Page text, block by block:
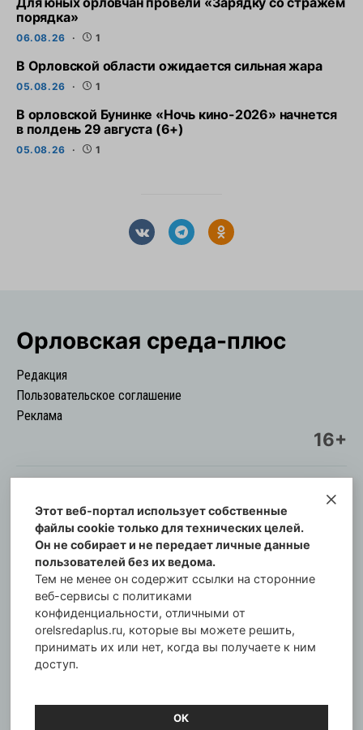
порядка»
06.08.26 1
В Орловской области ожидается сильная жара
05.08.26 1
В орловской Бунинке «Ночь кино-2026» начнется
в полдень 29 августа (6+)
05.08.26 1
Орловская cреда-плюс
Редакция
Пользовательское соглашение
Реклама
16+
© Информационный городской портал
Орловская cреда-плюс, 2021-2026
Свидетельство о регистрации СМИ: ПИ №57-
00254 от 29 октября 2013 г.
Газета зарегистрирована Управлением
Федеральной службы по надзору в сфере связи,
информационных технологий и массовых
коммуникаций по Орловской области.
Главный редактор: Татьяна Филёва
Этот веб-портал использует собственные
файлы cookie только для технических целей.
Он не собирает и не передает личные данные
пользователей без их ведома.
Тем не менее он содержит ссылки на сторонние
веб-сервисы с политиками
конфиденциальности, отличными от
orelsredaplus.ru, которые вы можете решить,
принимать их или нет, когда вы получаете к ним
доступ.
ОК